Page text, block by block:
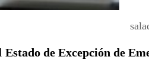
Estado de Excepción de